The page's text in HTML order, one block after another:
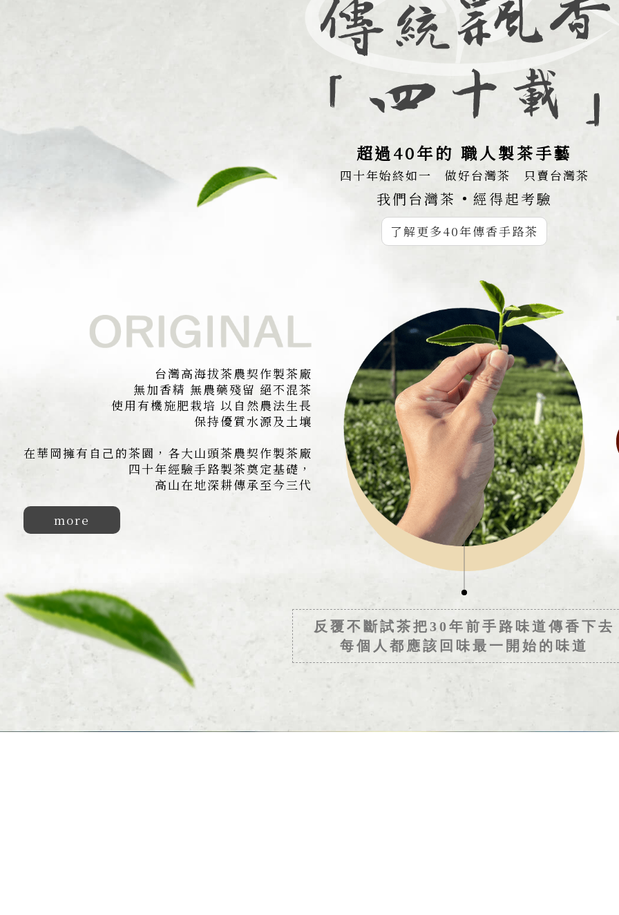
超過40年的 職人製茶手藝
四十年始終如一 做好台灣茶 只賣台灣茶
我們台灣茶 經得起考驗
了解更多40年傳香手路茶
台灣高海拔茶農契作製茶廠
無加香精 無農藥殘留 絕不混茶
使用有機施肥栽培以自然農法生長
保持優質水源及土壤
在華岡擁有自己的茶園， 各大山頭茶農契作製茶廠
四十年經驗手路製茶奠定基礎，
高山在地深耕傳承至今三代
more
反覆不斷試茶把30年前手路味道傳香下去
每個人都應該回味最一開始的味道